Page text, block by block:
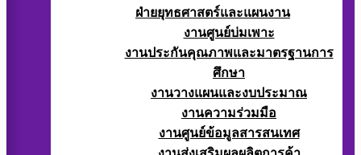
ฝ่ายยุทธศาสตร์และแผนงาน
งานศูนย์บ่มเพาะ
งานประกันคุณภาพและมาตรฐานการ
ศึกษา
งานวางแผนและงบประมาณ
งานความร่วมมือ
งานศูนย์ข้อมูลสารสนเทศ